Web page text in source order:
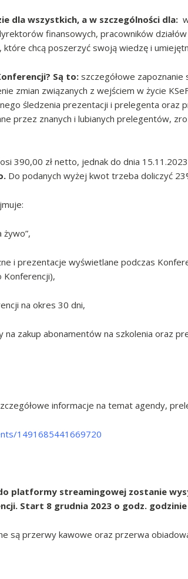
dla wszystkich, a w szczególności dla:
finansowych, pracowników
które chcą poszerzyć swoją wiedzę i
Są to: szczegółowe zapoznanie
zmian związanych z wejściem w życie
śledzenia prezentacji i prelegenta oraz
przez znanych i lubianych prelegentów,
390,00 zł netto, jednak do dnia
Do podanych wyżej kwot trzeba doliczyć
żywo”,
i prezentacje wyświetlane podczas
Konferencji),
na okres 30 dni,
na zakup abonamentów na szkolenia oraz
informacje na temat agendy,
1491685441669720
platformy streamingowej zostanie
Start 8 grudnia 2023 o godz.
są przerwy kawowe oraz przerwa